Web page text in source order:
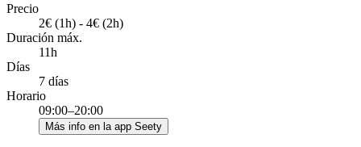
Precio
2€ (1h) - 4€ (2h)
Duración máx.
11h
Días
7 días
Horario
09:00–20:00
Más info en la app Seety